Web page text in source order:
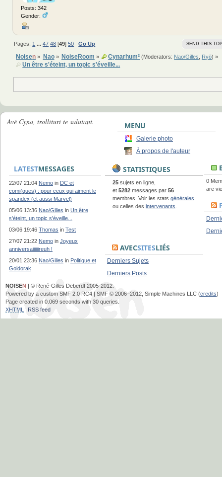
Posts: 342
Gender:
SEND THIS
Pages: 1 ...47 48 [49]50 Go Up
Noisen » Nao» NoiseRoom » Cynarhum² (Moderators: Nao/Gilles Ryō) »
Un être s'éteint, un topic s'éveille...
Avé Cyna, trollituri te salutant. MENU
Galerie photo
À propos de l'auteur
LATESTMESSAGES
22/07 21:04 Nemo in DC et
comi(ques) : pour ceux qui aiment le
spandex (et aussi Marvel)
05/06 13:36 Nao/Gilles in Un être
s'éteint, un topic s'éveille...
03/06 19:46 Thomas in Test
27/07 21:22 Nemo in Joyeux
anniversaiiiiiireuh !
20/01 23:36 Nao/Gilles in Politique et
Goldorak
STATISTIQUES
25 sujets en ligne,
et 5282 messages par 56
membres. Voir les stats générales
ou celles des intervenants
0
are
AVECSITESLIÉS
Derniers Sujets
Derniers Posts
NOISEN | © René-Gilles Deberdt 2005-2012.
Powered by a custom SMF 2.0 RC4 | SMF © 2006–2012, Simple Machines LLC (credits)
Page created in 0.069 seconds with 30 queries.
XHTML
RSS feed